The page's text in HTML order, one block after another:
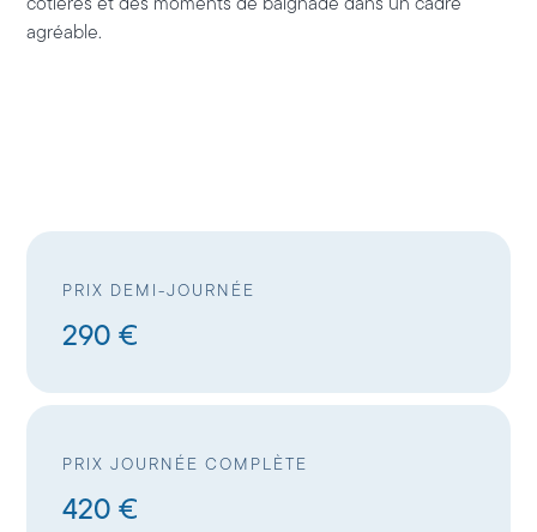
agréable.
PRIX DEMI-JOURNÉE
290 €
PRIX JOURNÉE COMPLÈTE
420 €